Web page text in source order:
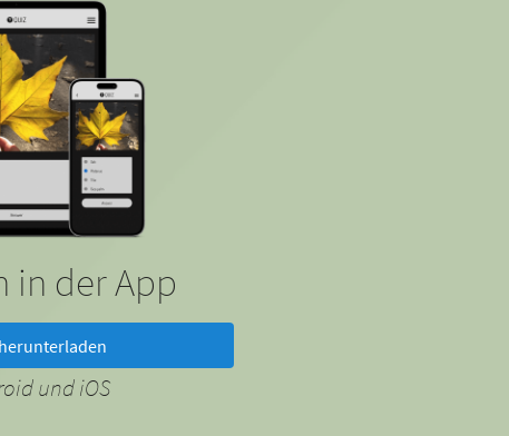
in der App
und iOS